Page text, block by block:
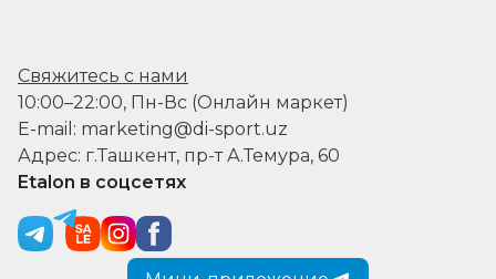
Свяжитесь с нами
10:00–22:00, Пн-Вс (Онлайн маркет)
E-mail: marketing@di-sport.uz
Адрес: г.Ташкент, пр-т А.Темура, 60
Etalon в соцсетях